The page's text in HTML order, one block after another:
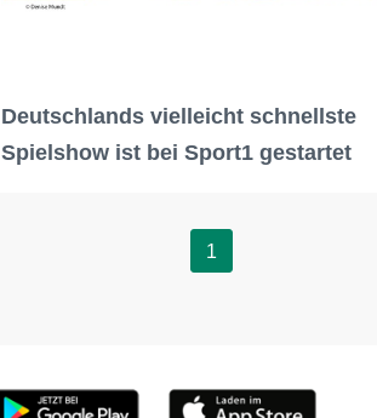
Deutschlands vielleicht schnellste
Spielshow ist bei Sport1 gestartet
1